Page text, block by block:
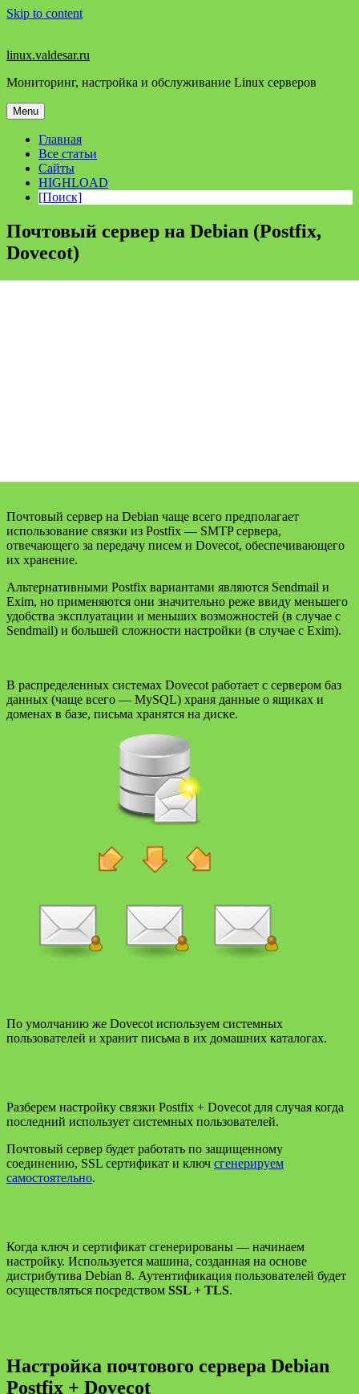
Skip to content
linux.valdesar.ru
Мониторинг, настройка и обслуживание Linux серверов
Menu
Главная
Все статьи
Сайты
HIGHLOAD
[Поиск]
Почтовый сервер на Debian (Postfix,
Dovecot)
Почтовый сервер на Debian чаще всего предполагает
использование связки из Postfix — SMTP сервера,
отвечающего за передачу писем и Dovecot, обеспечивающего
их хранение.
Альтернативными Postfix вариантами являются Sendmail и
Exim, но применяются они значительно реже ввиду меньшего
удобства эксплуатации и меньших возможностей (в случае с
Sendmail) и большей сложности настройки (в случае с Exim).
В распределенных системах Dovecot работает с сервером баз
данных (чаще всего — MySQL) храня данные о ящиках и
доменах в базе, письма хранятся на диске.
По умолчанию же Dovecot используем системных
пользователей и хранит письма в их домашних каталогах.
Разберем настройку связки Postfix + Dovecot для случая когда
последний использует системных пользователей.
Почтовый сервер будет работать по защищенному
соединению, SSL сертификат и ключ сгенерируем
самостоятельно.
Когда ключ и сертификат сгенерированы — начинаем
настройку. Используется машина, созданная на основе
дистрибутива Debian 8. Аутентификация пользователей будет
осуществляться посредством SSL + TLS.
Настройка почтового сервера Debian
Postfix + Dovecot